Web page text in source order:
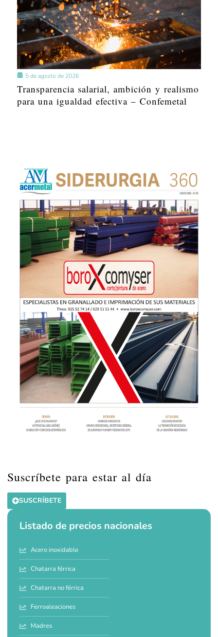
5 de agosto de 2026
Transparencia salarial, ambición y realismo
para una igualdad efectiva – Confemetal
Suscríbete para estar al día
SUSCRÍBETE
Listado de precios nacionales
Acero inoxidable
Chatarra férrica
Chatarra no férrica
Ferroaleaciones
Madres